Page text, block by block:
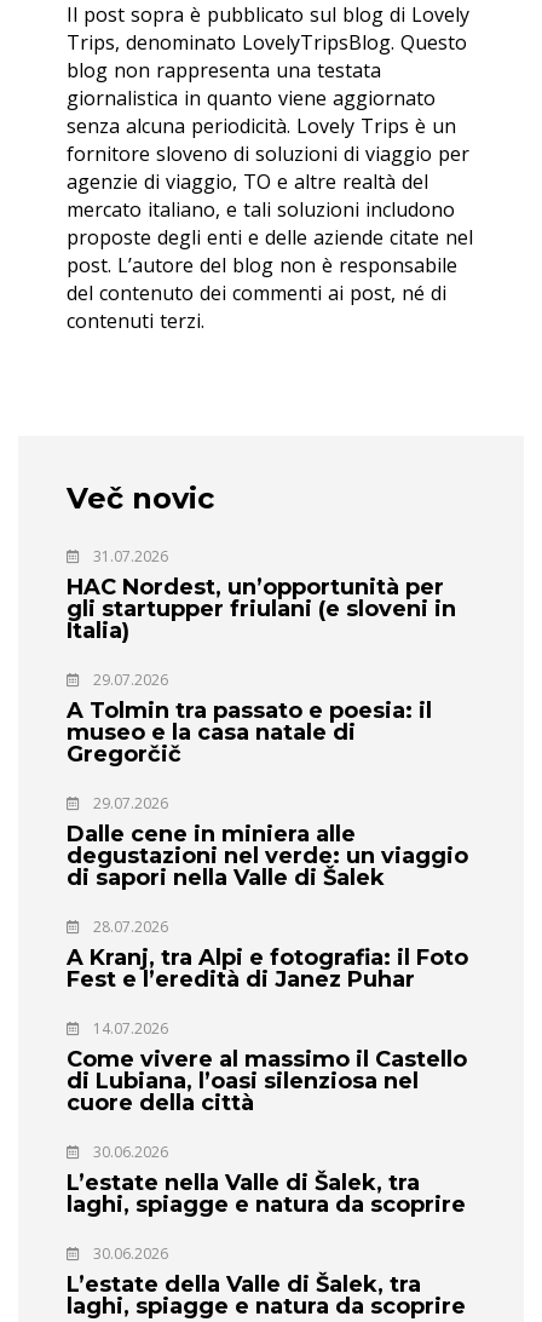
Il post sopra è pubblicato sul blog di Lovely
Trips, denominato LovelyTripsBlog. Questo
blog non rappresenta una testata
giornalistica in quanto viene aggiornato
senza alcuna periodicità. Lovely Trips è un
fornitore sloveno di soluzioni di viaggio per
agenzie di viaggio, TO e altre realtà del
mercato italiano, e tali soluzioni includono
proposte degli enti e delle aziende citate nel
post. L’autore del blog non è responsabile
del contenuto dei commenti ai post, né di
contenuti terzi.
Več novic
31.07.2026
HAC Nordest, un’opportunità per
gli startupper friulani (e sloveni in
Italia)
29.07.2026
A Tolmin tra passato e poesia: il
museo e la casa natale di
Gregorčič
29.07.2026
Dalle cene in miniera alle
degustazioni nel verde: un viaggio
di sapori nella Valle di Šalek
28.07.2026
A Kranj, tra Alpi e fotografia: il Foto
Fest e l’eredità di Janez Puhar
14.07.2026
Come vivere al massimo il Castello
di Lubiana, l’oasi silenziosa nel
cuore della città
30.06.2026
L’estate nella Valle di Šalek, tra
laghi, spiagge e natura da scoprire
30.06.2026
L’estate della Valle di Šalek, tra
laghi, spiagge e natura da scoprire